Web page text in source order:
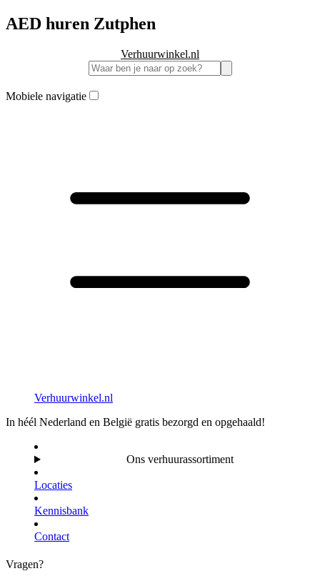
AED huren Zutphen
Verhuurwinkel.nl
Mobiele navigatie
Verhuurwinkel.nl
In héél Nederland en België gratis bezorgd en opgehaald!
Ons verhuurassortiment
Locaties
Kennisbank
Contact
Vragen?